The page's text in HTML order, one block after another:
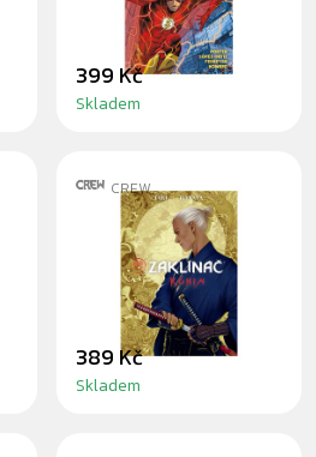
399 Kč
Skladem
CREW
KOMIKS
ZAKLÍNAČ: RÓNIN
389 Kč
Skladem